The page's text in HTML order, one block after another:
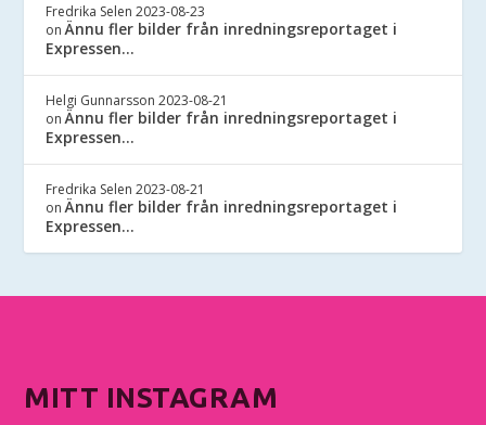
Fredrika Selen 2023-08-23
onÄnnu fler bilder från inredningsreportaget i
Expressen…
Helgi Gunnarsson 2023-08-21
onÄnnu fler bilder från inredningsreportaget i
Expressen…
Fredrika Selen 2023-08-21
onÄnnu fler bilder från inredningsreportaget i
Expressen…
MITT INSTAGRAM